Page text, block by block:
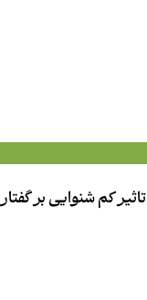
تاثیر کم شنوایی بر گفتار